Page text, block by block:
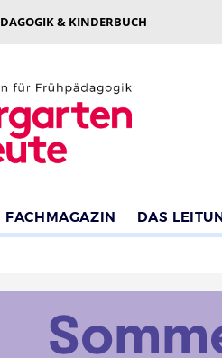
& KINDERBUCH
FACHMAGAZIN DAS